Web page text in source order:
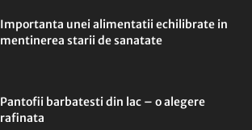
Importanta unei alimentatii echilibrate in
mentinerea starii de sanatate
Pantofii barbatesti din lac – o alegere
rafinata